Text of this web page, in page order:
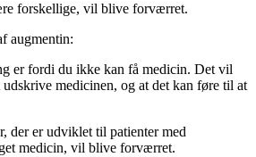
forskellige, vil blive forværret.
augmentin:
er fordi du ikke kan få medicin. Det vil
medicinen, og at det kan føre til at
der er udviklet til patienter med
medicin, vil blive forværret.